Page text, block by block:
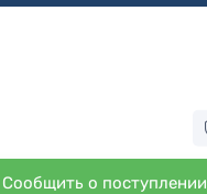
Сообщить о поступлении